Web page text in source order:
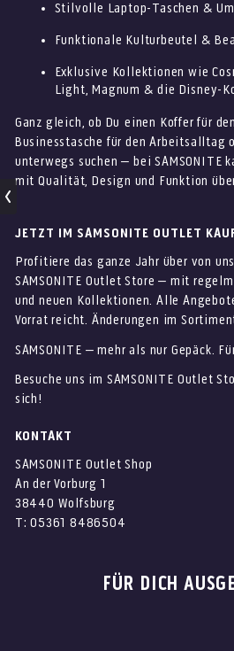
Stilvolle Laptop-Taschen &
Funktionale Kulturbeutel &
Exklusive Kollektionen wie
Light, Magnum & die Disney-
Ganz gleich, ob Du einen Koffer für
Businesstasche für den Arbeitsalltag
unterwegs suchen – bei SAMSONITE
mit Qualität, Design und Funktion
JETZT IM SAMSONITE OUTLET
Profitiere das ganze Jahr über von
SAMSONITE Outlet Store – mit
und neuen Kollektionen. Alle
Vorrat reicht. Änderungen im
SAMSONITE – mehr als nur Gepäck.
Besuche uns im SAMSONITE Outlet
sich!
KONTAKT
SAMSONITE Outlet Shop
An der Vorburg 1
38440 Wolfsburg
T: 05361 8486504
FÜR DICH